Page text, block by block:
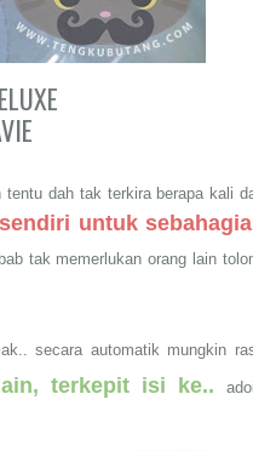
dah tak terkira berapa kali
untuk
tak memerlukan orang lain
secara automatik mungkin
terkepit isi ke..